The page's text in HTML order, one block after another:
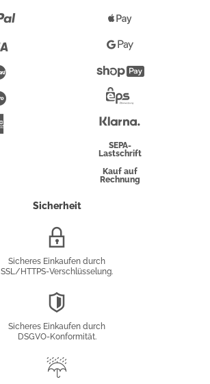
Maestro
Pay
Google
Pay
Überweisung
SEPA-
Lastschrift
Kauf auf
Rechnung
Sicherheit
Sicheres Einkaufen durch
SSL/HTTPS-Verschlüsselung.
Sicheres Einkaufen durch
DSGVO-Konformität.